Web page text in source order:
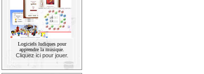
Logiciels ludiques pour
apprendre la musique.
Cliquez ici pour jouer.